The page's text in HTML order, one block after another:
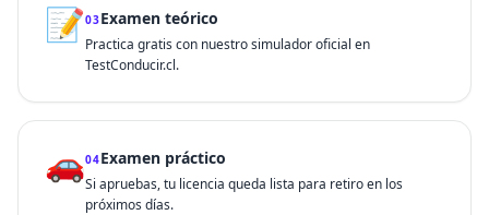
📝03Examen teórico
Practica gratis con nuestro simulador oficial en
TestConducir.cl.
🚗04Examen práctico
Si apruebas, tu licencia queda lista para retiro en los
próximos días.